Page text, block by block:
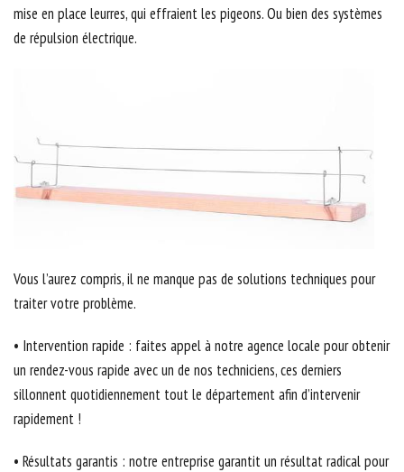
mise en place leurres, qui effraient les pigeons. Ou bien des systèmes
de répulsion électrique.
Vous l’aurez compris, il ne manque pas de solutions techniques pour
traiter votre problème.
• Intervention rapide : faites appel à notre agence locale pour obtenir
un rendez-vous rapide avec un de nos techniciens, ces derniers
sillonnent quotidiennement tout le département afin d’intervenir
rapidement !
• Résultats garantis : notre entreprise garantit un résultat radical pour